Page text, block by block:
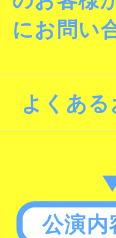
にお問い
よくあ
公演